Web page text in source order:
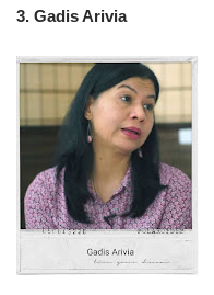
3. Gadis Arivia